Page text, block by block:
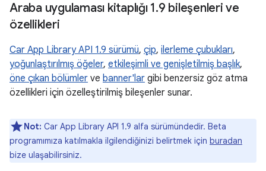
Araba uygulaması kitaplığı 1.9 bileşenleri ve
özellikleri
Car App Library API 1.9 sürümü, çip, ilerleme çubukları,
yoğunlaştırılmış öğeler, etkileşimli ve genişletilmiş başlık,
öne çıkan bölümler ve banner'lar gibi benzersiz göz atma
özellikleri için özelleştirilmiş bileşenler sunar.
Not: Car App Library API 1.9 alfa sürümündedir. Beta
programımıza katılmakla ilgilendiğinizi belirtmek için buradan
bize ulaşabilirsiniz.